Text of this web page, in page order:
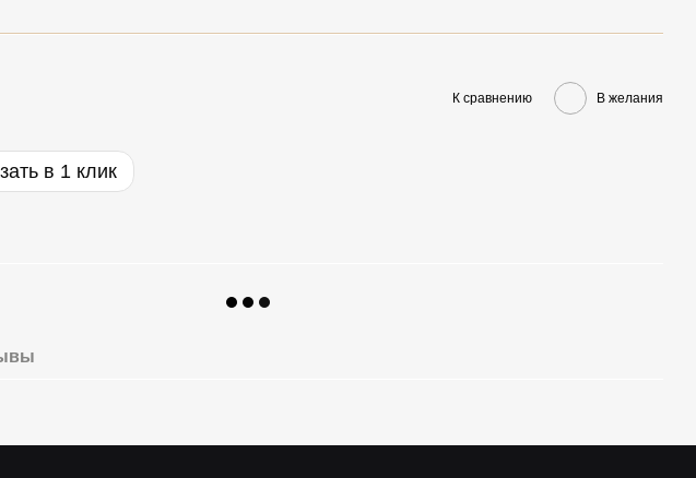
К сравнению В желания
в 1 клик